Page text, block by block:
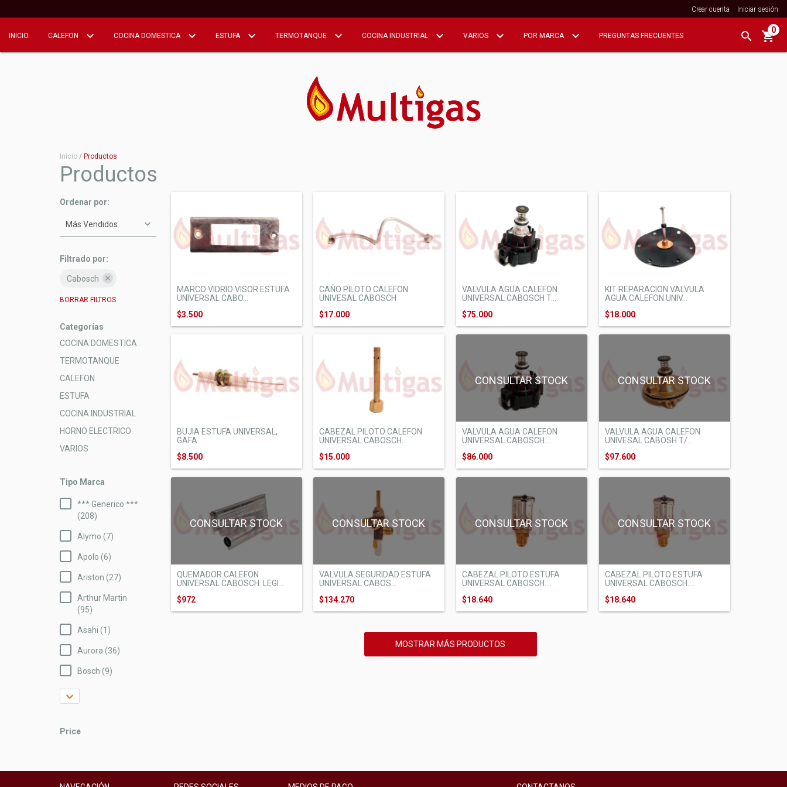
Crear cuenta Iniciar sesión
INICIO CALEFON COCINA DOMESTICA ESTUFA TERMOTANQUE COCINA INDUSTRIAL VARIOS POR MARCA PREGUNTAS FRECUENTES
0
Inicio / Productos
Productos
Ordenar por:
Filtrado por:
Cabosch
BORRAR FILTROS
Categorías
COCINA DOMESTICA
TERMOTANQUE
CALEFON
ESTUFA
COCINA INDUSTRIAL
HORNO ELECTRICO
VARIOS
Tipo Marca
*** Generico ***
(208)
Alymo (7)
Apolo (6)
Ariston (27)
Arthur Martin
(95)
Asahi (1)
Aurora (36)
Bosch (9)
Price
MARCO VIDRIO VISOR ESTUFA
UNIVERSAL CABO...
$3.500
CAÑO PILOTO CALEFON
UNIVESAL CABOSCH
$17.000
VALVULA AGUA CALEFON
UNIVERSAL CABOSCH T...
$75.000
KIT REPARACION VALVULA
AGUA CALEFON UNIV...
$18.000
BUJIA ESTUFA UNIVERSAL,
GAFA
$8.500
CABEZAL PILOTO CALEFON
UNIVERSAL CABOSCH...
$15.000
CONSULTAR STOCK
VALVULA AGUA CALEFON
UNIVERSAL CABOSCH....
$86.000
CONSULTAR STOCK
VALVULA AGUA CALEFON
UNIVESAL CABOSH T/...
$97.600
CONSULTAR STOCK
QUEMADOR CALEFON
UNIVERSAL CABOSCH. LEGI...
$972
CONSULTAR STOCK
VALVULA SEGURIDAD ESTUFA
UNIVERSAL CABOS...
$134.270
CONSULTAR STOCK
CABEZAL PILOTO ESTUFA
UNIVERSAL CABOSCH....
$18.640
CONSULTAR STOCK
CABEZAL PILOTO ESTUFA
UNIVERSAL CABOSCH....
$18.640
MOSTRAR MÁS PRODUCTOS